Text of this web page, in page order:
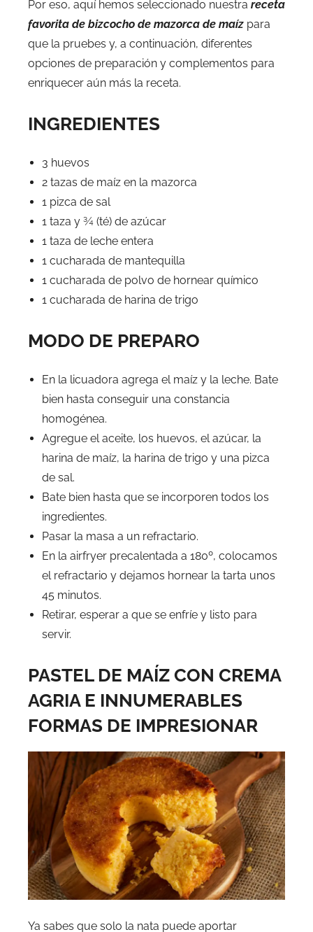
Por eso, aquí hemos seleccionado nuestra receta
favorita de bizcocho de mazorca de maíz para
que la pruebes y, a continuación, diferentes
opciones de preparación y complementos para
enriquecer aún más la receta.
INGREDIENTES
3 huevos
2 tazas de maíz en la mazorca
1 pizca de sal
1 taza y ¾ (té) de azúcar
1 taza de leche entera
1 cucharada de mantequilla
1 cucharada de polvo de hornear químico
1 cucharada de harina de trigo
MODO DE PREPARO
En la licuadora agrega el maíz y la leche. Bate
bien hasta conseguir una constancia
homogénea.
Agregue el aceite, los huevos, el azúcar, la
harina de maíz, la harina de trigo y una pizca
de sal.
Bate bien hasta que se incorporen todos los
ingredientes.
Pasar la masa a un refractario.
En la airfryer precalentada a 180º, colocamos
el refractario y dejamos hornear la tarta unos
45 minutos.
Retirar, esperar a que se enfríe y listo para
servir.
PASTEL DE MAÍZ CON CREMA
AGRIA E INNUMERABLES
FORMAS DE IMPRESIONAR
Ya sabes que solo la nata puede aportar